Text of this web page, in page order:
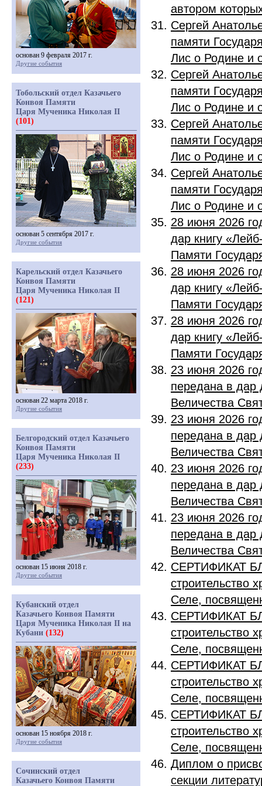
автором
Сергей
памяти
Лис о Родине и
Сергей
памяти
Лис о Родине и
Сергей
памяти
Лис о Родине и
Сергей
памяти
Лис о Родине и
28 июня 2026
дар книгу
Памяти
28 июня 2026
дар книгу
Памяти
28 июня 2026
дар книгу
Памяти
23 июня 2026
передана в дар
Величества
23 июня 2026
передана в дар
Величества
23 июня 2026
передана в дар
Величества
23 июня 2026
передана в дар
Величества
СЕРТИФИКАТ
строительство
Селе,
СЕРТИФИКАТ
строительство
Селе,
СЕРТИФИКАТ
строительство
Селе,
СЕРТИФИКАТ
строительство
Селе,
Диплом о
секции
основан 9 февраля 2017 г.
Другие события
Тобольский отдел Казачьего
Конвоя Памяти
Царя Мученика Николая II
(101)
основан 5 сентября 2017 г.
Другие события
Карельский отдел Казачьего
Конвоя Памяти
Царя Мученика Николая II
(121)
основан 22 марта 2018 г.
Другие события
Белгородский отдел Казачьего
Конвоя Памяти
Царя Мученика Николая II
(233)
основан 15 июня 2018 г.
Другие события
Кубанский отдел
Казачьего Конвоя Памяти
Царя Мученика Николая II на
Кубани (132)
основан 15 ноября 2018 г.
Другие события
Сочинский отдел
Казачьего Конвоя Памяти